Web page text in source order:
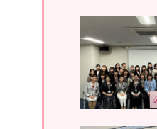
2023/07/05
令和5年7月13日
河原が、湯河原
開催されます。